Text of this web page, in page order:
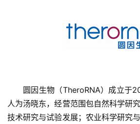
首
圆因生物（TheroRNA）成立于
人为汤晓东，经营范围包自然科学研
技术研究与试验发展；农业科学研究